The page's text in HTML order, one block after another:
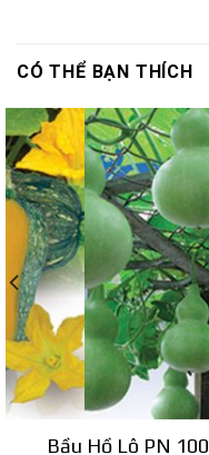
CÓ THỂ BẠN THÍCH
Bầu Hồ Lô PN 100